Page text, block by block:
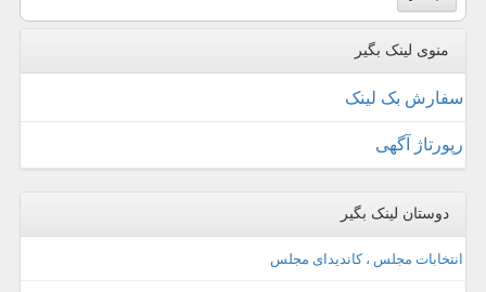
منوی لینک بگیر
سفارش بک لینک
رپورتاژ آگهی
دوستان لینک بگیر
انتخابات مجلس ، کاندیدای مجلس